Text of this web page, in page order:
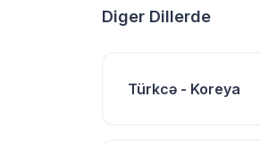
Diger Dillerde
Türkcə - Koreya